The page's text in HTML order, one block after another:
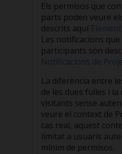
Els permisos que
parts poden veure
descrits aquí
Les notificacions
participants són
Notificacions de
La diferència entre
de les dues fulles i la
visitants sense
veure el context de
cas real, aquest
limitat a usuaris
mínim de permisos.